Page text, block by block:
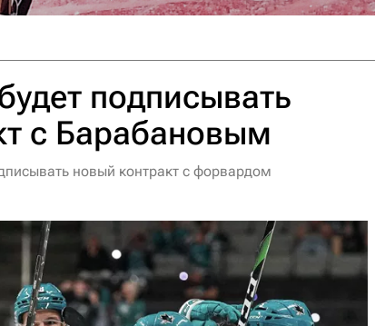
подписывать
с Барабановым
новый контракт с форвардом